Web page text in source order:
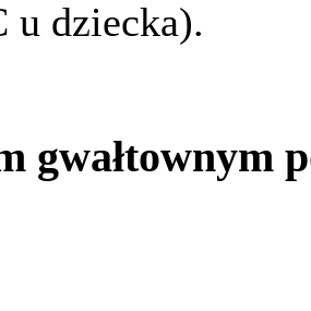
u dziecka).
gwałtownym